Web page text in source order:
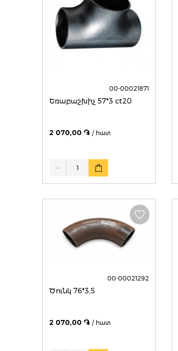
00-00021871
Եռաբաշխիչ 57*3 ct20
2 070,00 ֏ / հատ
00-00021292
Ծունկ 76*3,5
2 070,00 ֏ / հատ